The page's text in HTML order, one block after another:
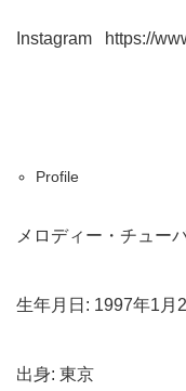
Instagram https://
Profile
メロディー・チュー
生年月日: 1997年1月
出身: 東京